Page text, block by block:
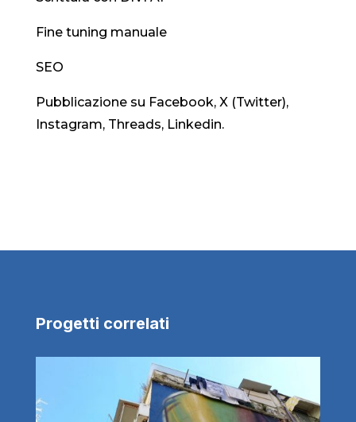
Fine tuning manuale
SEO
Pubblicazione su Facebook, X (Twitter),
Instagram, Threads, Linkedin.
Progetti correlati